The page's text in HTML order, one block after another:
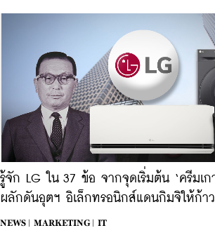
รู้จัก LG ใน 37 ข้อ จากจุดเริ่มต้น ‘ครีมเ
ผลักดันอุตฯ อิเล็กทรอนิกส์แดนกิมจิให้ก้า
NEWS | MARKETING | IT